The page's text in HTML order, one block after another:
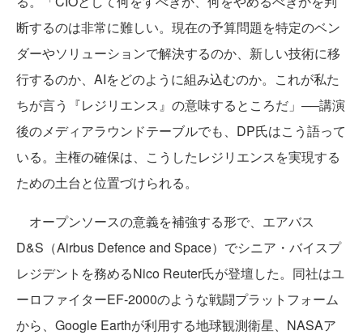
断するのは非常に難しい。現在の予算問題を特定のベン
ダーやソリューションで解決するのか、新しい技術に移
行するのか、AIをどのように組み込むのか。これが私た
ちが言う『レジリエンス』の意味するところだ」──講演
後のメディアラウンドテーブルでも、DP氏はこう語って
いる。主権の確保は、こうしたレジリエンスを実現する
ための土台と位置づけられる。
オープンソースの意義を補強する形で、エアバス
D&S（Airbus Defence and Space）でシニア・バイスプ
レジデントを務めるNico Reuter氏が登壇した。同社はユ
ーロファイターEF-2000のような戦闘プラットフォーム
から、Google Earthが利用する地球観測衛星、NASAア